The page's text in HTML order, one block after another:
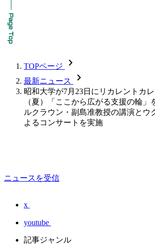
TOPページ chevron_forward
最新ニュース chevron_forward
昭和大学が7月23日にリカレントカ
（夏）「ここから広がる支援の輪
ルクラウン・副島准教授の講演とウ
よるコンサートを実施
ニュースを受信
x
youtube
記事ジャンル